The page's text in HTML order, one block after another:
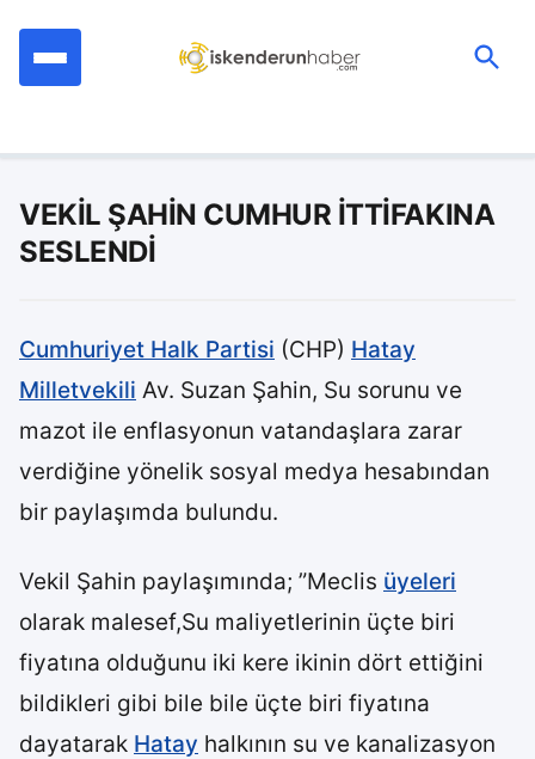
VEKİL ŞAHİN CUMHUR İTTİFAKINA
SESLENDİ
Cumhuriyet Halk Partisi (CHP) Hatay
Milletvekili Av. Suzan Şahin, Su sorunu ve
mazot ile enflasyonun vatandaşlara zarar
verdiğine yönelik sosyal medya hesabından
bir paylaşımda bulundu.
Vekil Şahin paylaşımında; ”Meclis üyeleri
olarak malesef,Su maliyetlerinin üçte biri
fiyatına olduğunu iki kere ikinin dört ettiğini
bildikleri gibi bile bile üçte biri fiyatına
dayatarak Hatay halkının su ve kanalizasyon